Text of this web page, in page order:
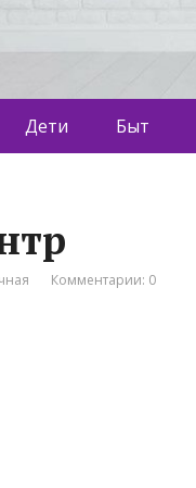
Дети Быт
Комментарии: 0